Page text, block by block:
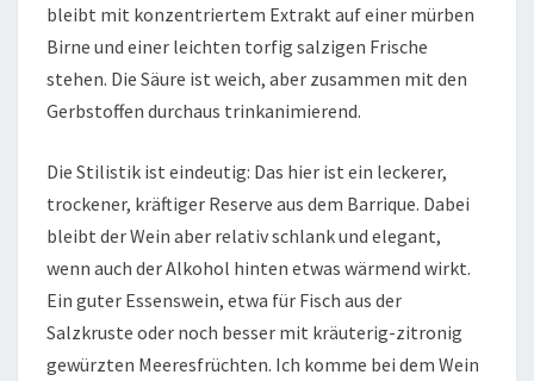
bleibt mit konzentriertem Extrakt auf einer mürben
Birne und einer leichten torfig salzigen Frische
stehen. Die Säure ist weich, aber zusammen mit den
Gerbstoffen durchaus trinkanimierend.
Die Stilistik ist eindeutig: Das hier ist ein leckerer,
trockener, kräftiger Reserve aus dem Barrique. Dabei
bleibt der Wein aber relativ schlank und elegant,
wenn auch der Alkohol hinten etwas wärmend wirkt.
Ein guter Essenswein, etwa für Fisch aus der
Salzkruste oder noch besser mit kräuterig-zitronig
gewürzten Meeresfrüchten. Ich komme bei dem Wein